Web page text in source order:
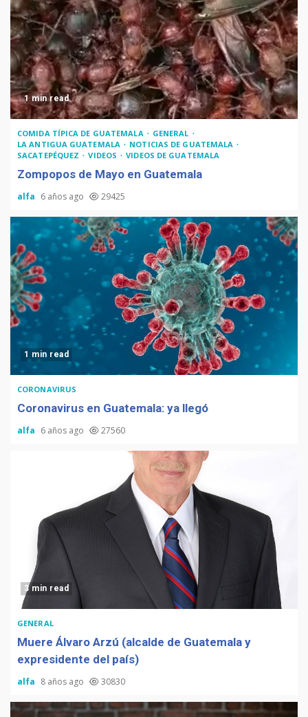
1 min read
COMIDA TÍPICA DE GUATEMALA
GENERAL
LA ANTIGUA GUATEMALA
NOTICIAS DE GUATEMALA
SACATEPÉQUEZ
VIDEOS VIDEOS DE GUATEMALA
Zompopos de Mayo en Guatemala
alfa 6 años ago 29425
1 min read
CORONAVIRUS
Coronavirus en Guatemala: ya llegó
alfa 6 años ago 27560
3 min read
GENERAL
Muere Álvaro Arzú (alcalde de Guatemala y
expresidente del país)
alfa 8 años ago 30830